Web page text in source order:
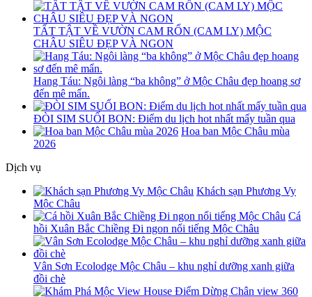
TẤT TẬT VỀ VƯỜN CAM RỐN (CAM LY) MỘC
CHÂU SIÊU ĐẸP VÀ NGON
Hang Táu: Ngôi làng “ba không” ở Mộc Châu đẹp hoang sơ
đến mê mẩn.
ĐÒI SIM SUỐI BON: Điểm du lịch hot nhất mấy tuần qua
Hoa ban Mộc Châu mùa
2026
Dịch vụ
Khách sạn Phương Vy
Mộc Châu
Cá
hồi Xuân Bắc Chiềng Đi ngon nổi tiếng Mộc Châu
Vân Sơn Ecolodge Mộc Châu – khu nghỉ dưỡng xanh giữa
đồi chè